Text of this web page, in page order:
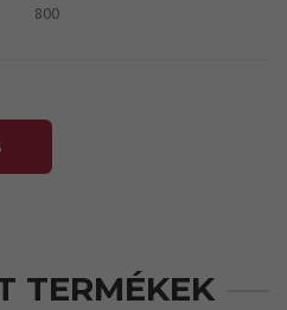
800
TERMÉKEK